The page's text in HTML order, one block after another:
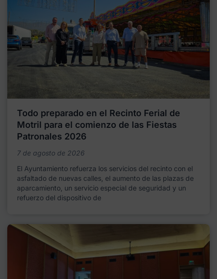
Todo preparado en el Recinto Ferial de
Motril para el comienzo de las Fiestas
Patronales 2026
7 de agosto de 2026
El Ayuntamiento refuerza los servicios del recinto con el
asfaltado de nuevas calles, el aumento de las plazas de
aparcamiento, un servicio especial de seguridad y un
refuerzo del dispositivo de